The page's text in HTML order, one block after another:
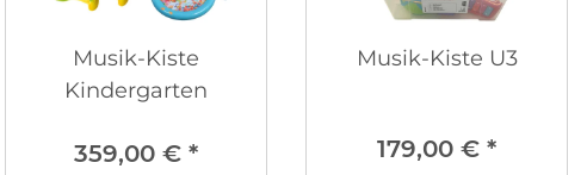
Musik-Kiste
Kindergarten
359,00 € *
Musik-Kiste U3
179,00 € *